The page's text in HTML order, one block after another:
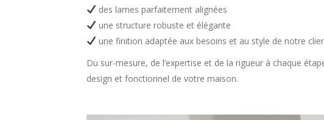
des lames parfaitement alignées
une structure robuste et élégante
une finition adaptée aux besoins et au style de notre
Du sur-mesure, de l’expertise et de la rigueur à chaque
design et fonctionnel de votre maison.